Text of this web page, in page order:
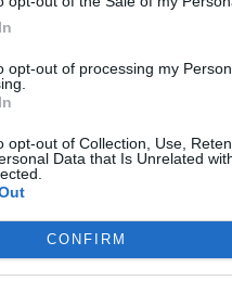
opt-out of processing my
opt-out of Collection, Use,
Data that Is Unrelated
CONFIRM
Auto Pour Vous